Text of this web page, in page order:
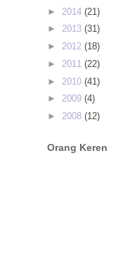
► 2014 (21)
► 2013 (31)
► 2012 (18)
► 2011 (22)
► 2010 (41)
► 2009 (4)
► 2008 (12)
Orang Keren